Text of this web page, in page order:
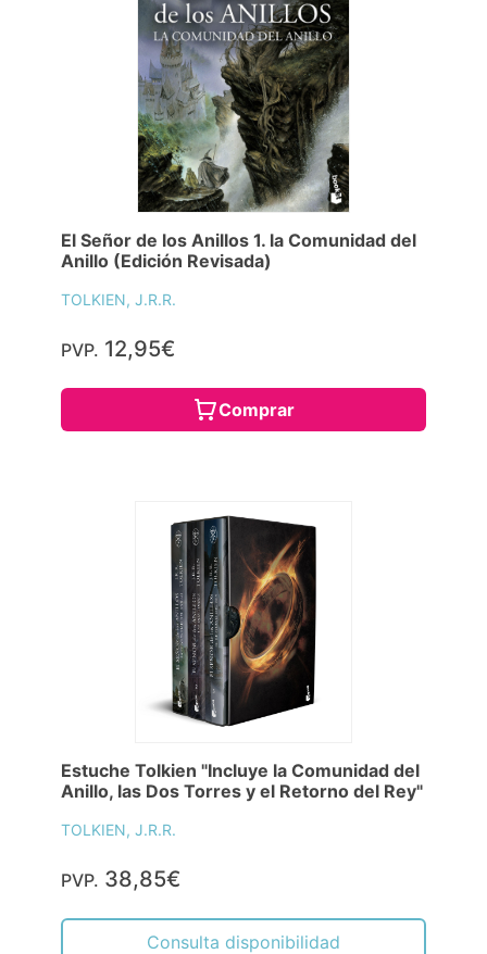
El Señor de los Anillos 1. la Comunidad del
Anillo (Edición Revisada)
TOLKIEN, J.R.R.
PVP. 12,95€
Comprar
Estuche Tolkien "Incluye la Comunidad del
Anillo, las Dos Torres y el Retorno del Rey"
TOLKIEN, J.R.R.
PVP. 38,85€
Consulta disponibilidad